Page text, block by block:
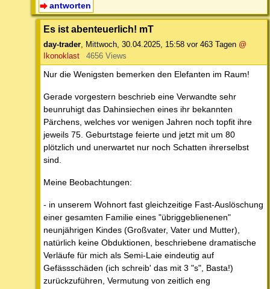
antworten
Es ist abenteuerlich! mT
day-trader, Mittwoch, 30.04.2025, 15:58 vor 463 Tagen @
Ikonoklast
4656 Views
Nur die Wenigsten bemerken den Elefanten im Raum!
Gerade vorgestern beschrieb eine Verwandte sehr
beunruhigt das Dahinsiechen eines ihr bekannten
Pärchens, welches vor wenigen Jahren noch topfit ihre
jeweils 75. Geburtstage feierte und jetzt mit um 80
plötzlich und unerwartet nur noch Schatten ihrerselbst
sind.
Meine Beobachtungen:
- in unserem Wohnort fast gleichzeitige Fast-Auslöschung
einer gesamten Familie eines "übriggeblienenen"
neunjährigen Kindes (Großvater, Vater und Mutter),
natürlich keine Obduktionen, beschriebene dramatische
Verläufe für mich als Semi-Laie eindeutig auf
Gefässschäden (ich schreib' das mit 3 "s", Basta!)
zurückzuführen, Vermutung von zeitlich eng